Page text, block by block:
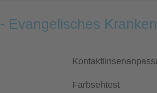
Evangelisches
Farbsehtest